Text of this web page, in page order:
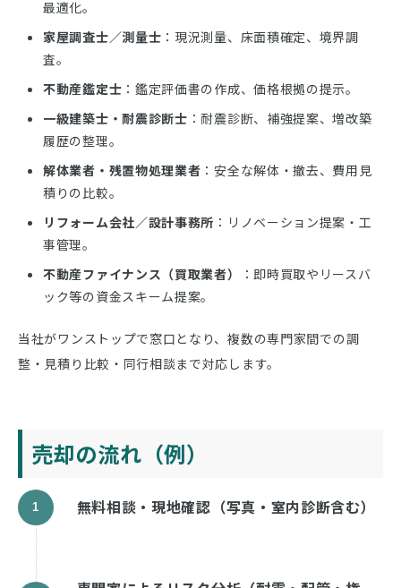
最適化。
家屋調査士／測量士 ：現況測量、床面積確定、境界調
査。
不動産鑑定士 ：鑑定評価書の作成、価格根拠の提示。
一級建築士・耐震診断士 ：耐震診断、補強提案、増改築
履歴の整理。
解体業者・残置物処理業者 ：安全な解体・撤去、費用見
積りの比較。
リフォーム会社／設計事務所 ：リノベーション提案・工
事管理。
不動産ファイナンス（買取業者）
：即時買取やリースバ
ック等の資金スキーム提案。
当社がワンストップで窓口となり、複数の専門家間での調
整・見積り比較・同行相談まで対応します。
売却の流れ（例）
無料相談・現地確認（写真・室内診断含む）